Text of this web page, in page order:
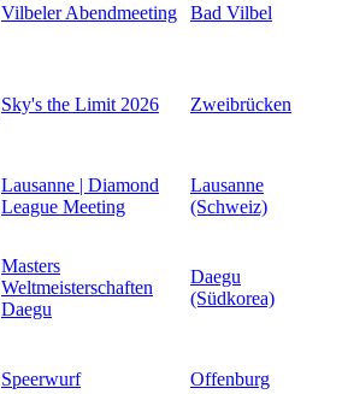
Vilbeler Abendmeeting Bad Vilbel
Sky's the Limit 2026 Zweibrücken
Lausanne | Diamond
League Meeting
Lausanne
(Schweiz)
Masters
Weltmeisterschaften
Daegu
Daegu
(Südkorea)
Speerwurf Offenburg